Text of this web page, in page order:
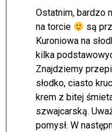
Ostatnim, bardzo
na torcie
są
Kuroniowa na
kilka
Znajdziemy
słodko, ciasto
krem z bitej
szwajcarską.
pomysł. W